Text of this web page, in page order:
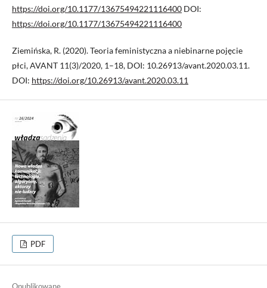
https://doi.org/10.1177/13675494221116400 DOI:
https://doi.org/10.1177/13675494221116400
Ziemińska, R. (2020). Teoria feministyczna a niebinarne pojęcie
płci, AVANT 11(3)/2020, 1–18, DOI: 10.26913/avant.2020.03.11.
DOI: https://doi.org/10.26913/avant.2020.03.11
PDF